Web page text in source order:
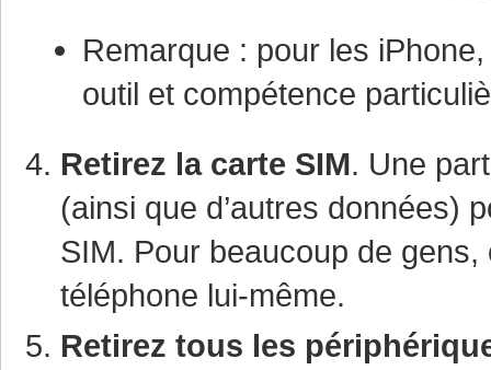
Remarque : pour les
outil et compétence
Retirez la carte SIM. Une
(ainsi que d’autres données)
SIM. Pour beaucoup de
téléphone lui-même.
Retirez tous les